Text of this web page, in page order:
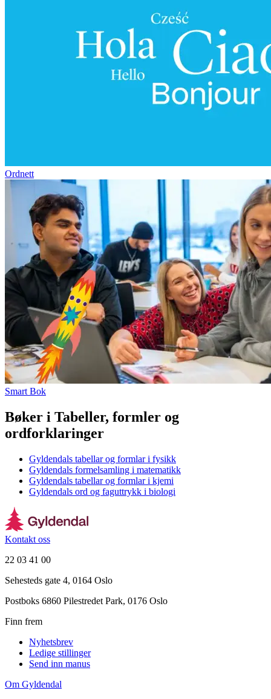
Ordnett
Smart Bok
Bøker i Tabeller, formler og
ordforklaringer
Gyldendals tabellar og formlar i fysikk
Gyldendals formelsamling i matematikk
Gyldendals tabellar og formlar i kjemi
Gyldendals ord og faguttrykk i biologi
Kontakt oss
22 03 41 00
Sehesteds gate 4, 0164 Oslo
Postboks 6860 Pilestredet Park, 0176 Oslo
Finn frem
Nyhetsbrev
Ledige stillinger
Send inn manus
Om Gyldendal